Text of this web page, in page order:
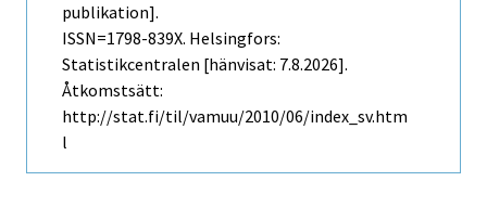
publikation].
ISSN=1798-839X. Helsingfors:
Statistikcentralen [hänvisat: 7.8.2026].
Åtkomstsätt:
http://stat.fi/til/vamuu/2010/06/index_sv.htm
l